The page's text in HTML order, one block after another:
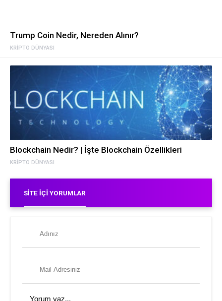
KRIPTO DÜNYASI
Trump Coin Nedir, Nereden Alınır?
KRIPTO DÜNYASI
Blockchain Nedir? | İşte Blockchain Özellikleri
SITE İÇI YORUMLAR